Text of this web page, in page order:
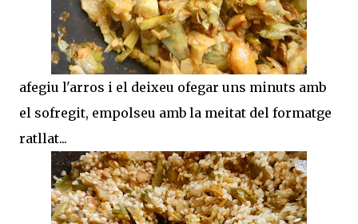
afegiu l'arros i el deixeu ofegar uns minuts amb
el sofregit, empolseu amb la meitat del formatge
ratllat...